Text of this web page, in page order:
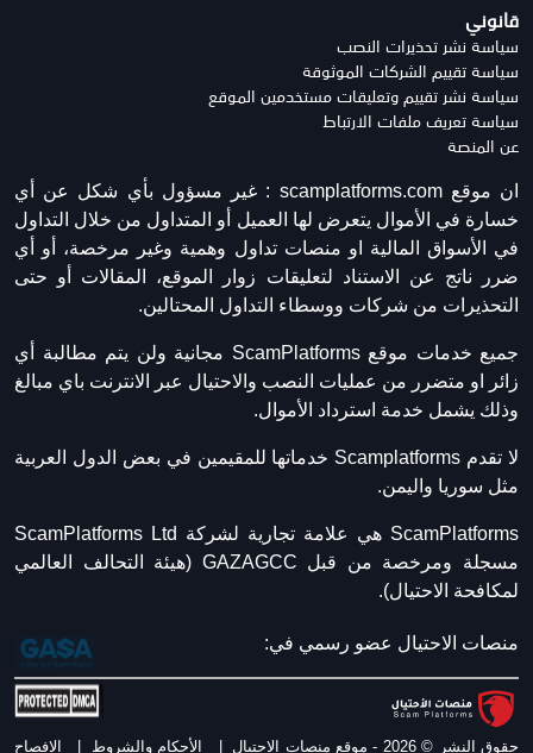
قانوني
سياسة نشر تحذيرات النصب
سياسة تقييم الشركات الموثوقة
سياسة نشر تقييم وتعليقات مستخدمين الموقع
سياسة تعريف ملفات الارتباط
عن المنصة
ان موقع scamplatforms.com :
غير مسؤول بأي شكل عن أي
خسارة في الأموال يتعرض لها العميل أو المتداول من خلال التداول
في الأسواق المالية او منصات تداول وهمية وغير مرخصة، أو أي
ضرر ناتج عن الاستناد لتعليقات زوار الموقع، المقالات أو حتى
التحذيرات من شركات ووسطاء التداول المحتالين.
جميع خدمات موقع ScamPlatforms مجانية ولن يتم مطالبة أي
زائر او متضرر من عمليات النصب والاحتيال عبر الانترنت باي مبالغ
وذلك يشمل خدمة استرداد الأموال.
لا تقدم Scamplatforms خدماتها للمقيمين في بعض الدول العربية
مثل سوريا واليمن.
ScamPlatforms هي علامة تجارية لشركة ScamPlatforms Ltd
مسجلة ومرخصة من قبل GAZAGCC (هيئة التحالف العالمي
لمكافحة الاحتيال).
منصات الاحتيال عضو رسمي في:
حقوق النشر © 2026 - موقع منصات الاحتيال الأحكام والشروط الافصاح